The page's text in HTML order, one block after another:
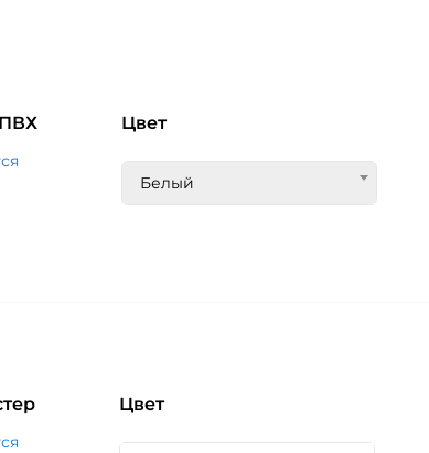
Цвет
Белый
Цвет